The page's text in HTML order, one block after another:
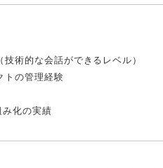
術的な会話ができるレベル）
トの管理経験
化の実績